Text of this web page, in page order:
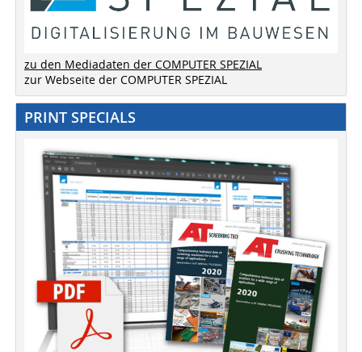
zu den Mediadaten der COMPUTER SPEZIAL
zur Webseite der COMPUTER SPEZIAL
PRINT SPECIALS